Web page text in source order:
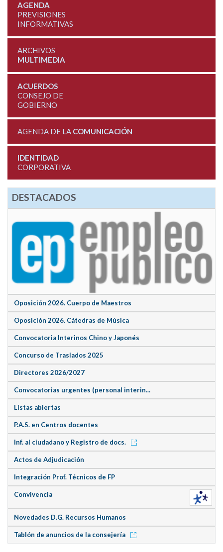
AGENDA
PREVISIONES
INFORMATIVAS
ARCHIVOS
MULTIMEDIA
ACUERDOS
CONSEJO DE
GOBIERNO
AGENDA DE LA COMUNICACIÓN
IDENTIDAD
CORPORATIVA
DESTACADOS
Oposición 2026. Cuerpo de Maestros
Oposición 2026. Cátedras de Música
Convocatoria Interinos Chino y Japonés
Concurso de Traslados 2025
Directores 2026/2027
Convocatorias urgentes (personal interin...
Listas abiertas
P.A.S. en Centros docentes
Inf. al ciudadano y Registro de docs.
Actos de Adjudicación
Integración Prof. Técnicos de FP
Convivencia
Novedades D.G. Recursos Humanos
Tablón de anuncios de la consejería